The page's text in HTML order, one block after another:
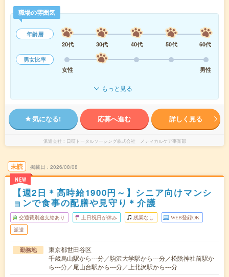
職場の雰囲気
年齢層
20代
30代 40代 50代
60代
男女比率
女性
男性
もっと見る
気になる! 応募へ進む 詳しく見る
派遣会社 日研トータルソーシング株式会社 メディカルケア事業部
未読
NEW
掲載日 2026/08/08
【週2日＊高時給1900円～】シニア向けマンシ
ョンで食事の配膳や見守り＊介護
交通費別途支給あり 土日祝日が休み 残業なし WEB登録OK
派遣
勤務地
東京都世田谷区
千歳烏山駅から---分／駒沢大学駅から---分／松陰神社前駅か
ら---分／尾山台駅から---分／上北沢駅から---分